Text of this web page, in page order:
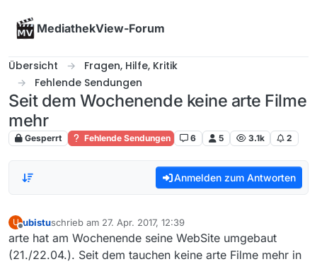
MediathekView-Forum
Übersicht
Fragen, Hilfe, Kritik
Fehlende Sendungen
Seit dem Wochenende keine arte Filme
mehr
Gesperrt Fehlende Sendungen 6 5 3.1k 2
Anmelden zum Antworten
U
Offline
ubistuschrieb am 27. Apr. 2017, 12:39
zuletzt editiert von
arte hat am Wochenende seine WebSite umgebaut
(21./22.04.). Seit dem tauchen keine arte Filme mehr in